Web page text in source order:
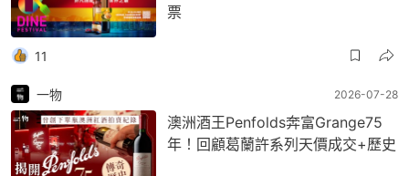
票
11
一物 2026-07-28
澳洲酒王Penfolds奔富Grange75
年！回顧葛蘭許系列天價成交+歷史